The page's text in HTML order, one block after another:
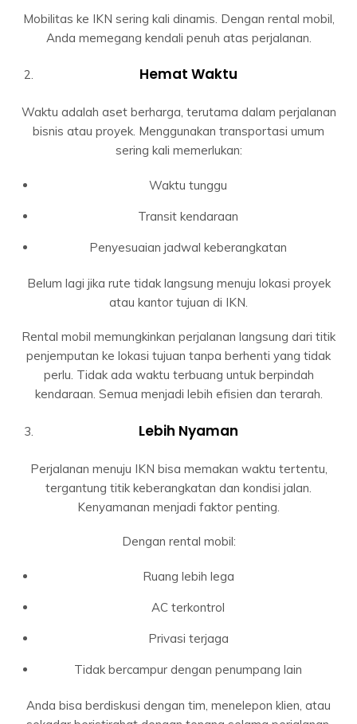
Mobilitas ke IKN sering kali dinamis. Dengan rental mobil,
Anda memegang kendali penuh atas perjalanan.
Hemat Waktu
Waktu adalah aset berharga, terutama dalam perjalanan
bisnis atau proyek. Menggunakan transportasi umum
sering kali memerlukan:
Waktu tunggu
Transit kendaraan
Penyesuaian jadwal keberangkatan
Belum lagi jika rute tidak langsung menuju lokasi proyek
atau kantor tujuan di IKN.
Rental mobil memungkinkan perjalanan langsung dari titik
penjemputan ke lokasi tujuan tanpa berhenti yang tidak
perlu. Tidak ada waktu terbuang untuk berpindah
kendaraan. Semua menjadi lebih efisien dan terarah.
Lebih Nyaman
Perjalanan menuju IKN bisa memakan waktu tertentu,
tergantung titik keberangkatan dan kondisi jalan.
Kenyamanan menjadi faktor penting.
Dengan rental mobil:
Ruang lebih lega
AC terkontrol
Privasi terjaga
Tidak bercampur dengan penumpang lain
Anda bisa berdiskusi dengan tim, menelepon klien, atau